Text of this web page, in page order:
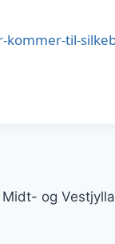
kommer-til-
og